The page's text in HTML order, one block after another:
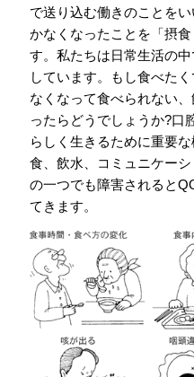
で送り込む働きのことを
かなくなったことを「摂
す。私たちは日常生活の
しています。もし食べた
なくなって食べられない
ったらどうでしょうか?口
らしく生きるために重要
食、飲水、コミュニケー
の一つでも障害されると
てきます。
国保組合からのお知らせ
会員専用ページ
サイトマップ